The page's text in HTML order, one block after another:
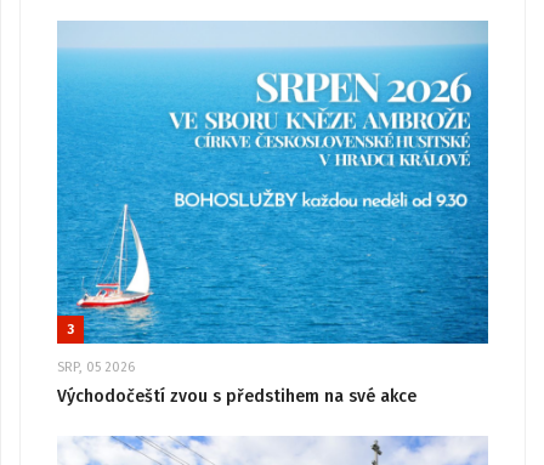
3
SRP, 05 2026
Východočeští zvou s předstihem na své akce